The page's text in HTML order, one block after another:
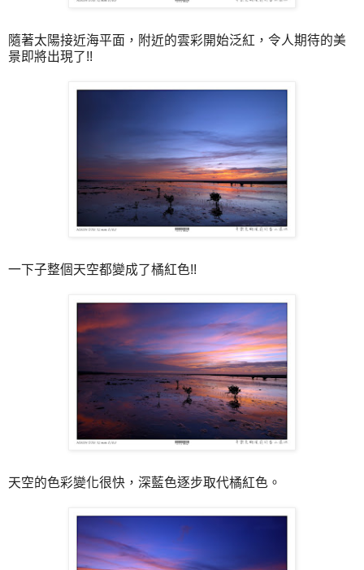
隨著太陽接近海平面，附近的雲彩開始泛紅，令人期待的美
景即將出現了!!
一下子整個天空都變成了橘紅色!!
天空的色彩變化很快，深藍色逐步取代橘紅色。